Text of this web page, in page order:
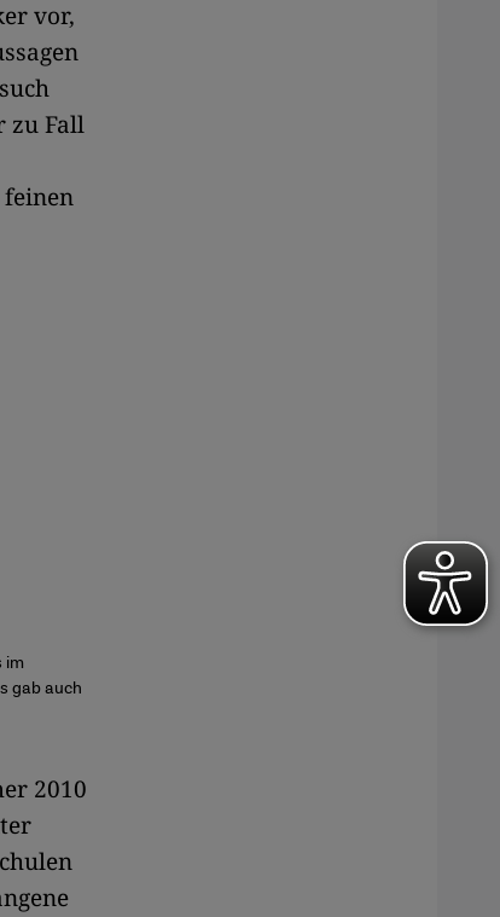
vor,
zu Fall
feinen
im
gab auch
2010